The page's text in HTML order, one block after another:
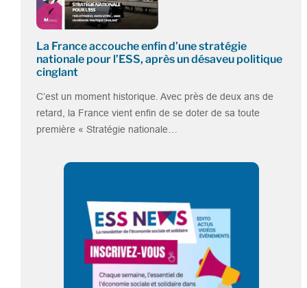
La France accouche enfin d’une stratégie
nationale pour l’ESS, après un désaveu politique
cinglant
C’est un moment historique. Avec près de deux ans de
retard, la France vient enfin de se doter de sa toute
première « Stratégie nationale…